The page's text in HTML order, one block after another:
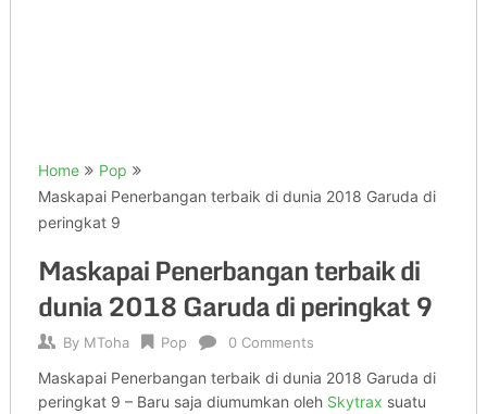
Home
Pop
Maskapai Penerbangan terbaik di dunia 2018 Garuda di
peringkat 9
Maskapai Penerbangan terbaik di
dunia 2018 Garuda di peringkat 9
By MToha Pop 0 Comments
Maskapai Penerbangan terbaik di dunia 2018 Garuda di
peringkat 9 – Baru saja diumumkan oleh Skytrax suatu